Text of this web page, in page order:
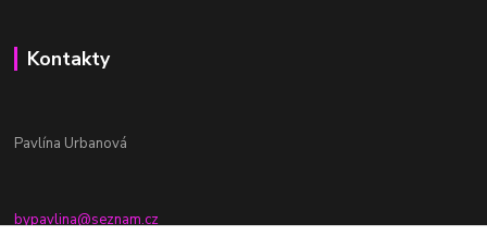
Kontakty
Pavlína Urbanová
bypavlina@seznam.cz